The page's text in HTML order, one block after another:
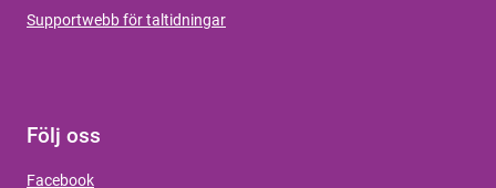
Supportwebb för taltidningar
Följ oss
Facebook